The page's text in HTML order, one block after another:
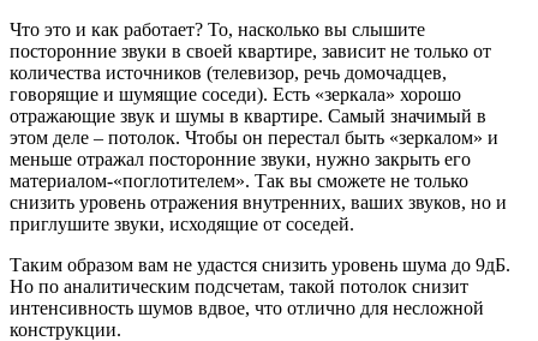
Что это и как работает? То, насколько вы слышите
посторонние звуки в своей квартире, зависит не только от
количества источников (телевизор, речь домочадцев,
говорящие и шумящие соседи). Есть «зеркала» хорошо
отражающие звук и шумы в квартире. Самый значимый в
этом деле – потолок. Чтобы он перестал быть «зеркалом» и
меньше отражал посторонние звуки, нужно закрыть его
материалом-«поглотителем». Так вы сможете не только
снизить уровень отражения внутренних, ваших звуков, но и
приглушите звуки, исходящие от соседей.
Таким образом вам не удастся снизить уровень шума до 9дБ.
Но по аналитическим подсчетам, такой потолок снизит
интенсивность шумов вдвое, что отлично для несложной
конструкции.